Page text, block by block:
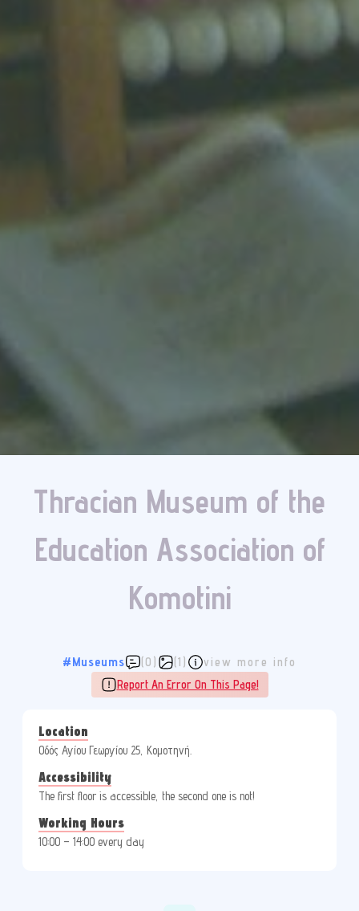
Thracian Museum of the
Education Association of
Komotini
#Museums (0) (1)
view more info
Report An Error On This Page!
Location
Οδός Αγίου Γεωργίου 25, Κομοτηνή.
Accessibility
The first floor is accessible, the second one is not!
Working Hours
10:00 – 14:00 every day